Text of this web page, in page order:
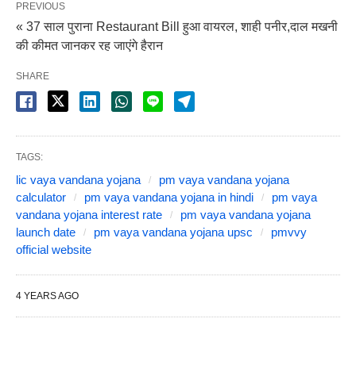
PREVIOUS
« 37 साल पुराना Restaurant Bill हुआ वायरल, शाही पनीर,दाल मखनी
की कीमत जानकर रह जाएंगे हैरान
SHARE
TAGS:
lic vaya vandana yojana
pm vaya vandana yojana
calculator
pm vaya vandana yojana in hindi
pm vaya
vandana yojana interest rate
pm vaya vandana yojana
launch date
pm vaya vandana yojana upsc
pmvvy
official website
4 YEARS AGO